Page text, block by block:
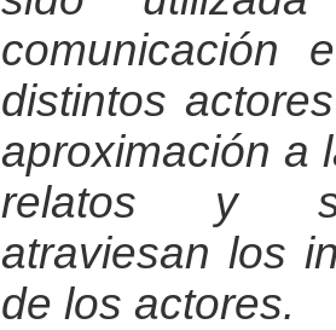
comunicación
distintos
aproximación a
relatos y
atraviesan los
de los actores.